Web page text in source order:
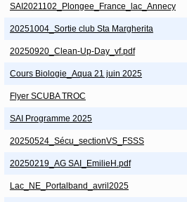
SAI2021102_Plongee_France_lac_Annecy
20251004_Sortie club Sta Margherita
20250920_Clean-Up-Day_vf.pdf
Cours Biologie_Aqua 21 juin 2025
Flyer SCUBA TROC
SAI Programme 2025
20250524_Sécu_sectionVS_FSSS
20250219_AG SAI_EmilieH.pdf
Lac_NE_Portalband_avril2025